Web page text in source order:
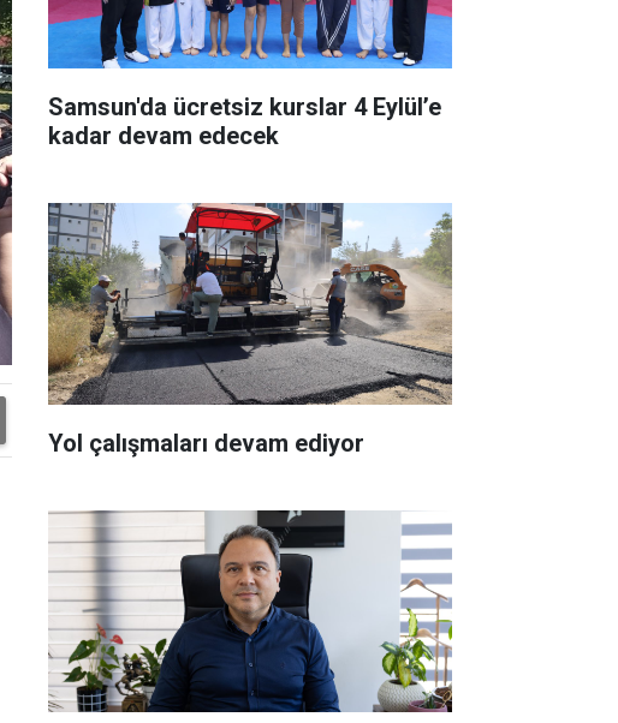
Samsun'da ücretsiz kurslar 4 Eylül’e
kadar devam edecek
Yol çalışmaları devam ediyor